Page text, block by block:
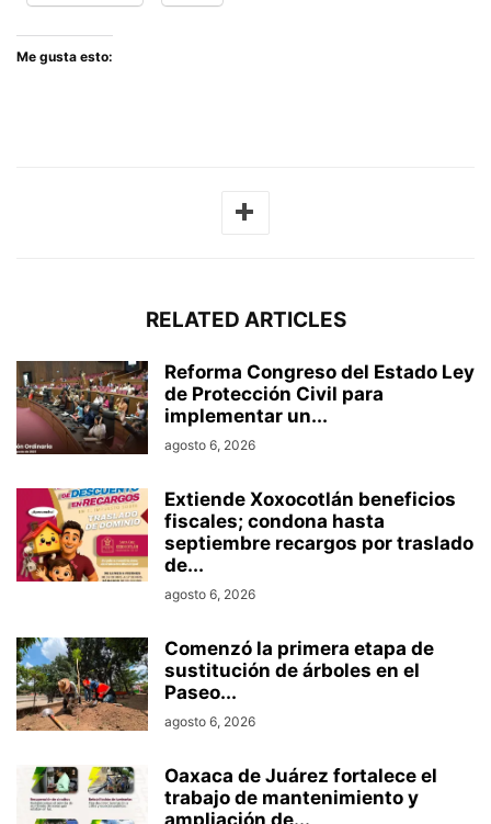
Me gusta esto:
RELATED ARTICLES
Reforma Congreso del Estado Ley
de Protección Civil para
implementar un...
agosto 6, 2026
Extiende Xoxocotlán beneficios
fiscales; condona hasta
septiembre recargos por traslado
de...
agosto 6, 2026
Comenzó la primera etapa de
sustitución de árboles en el
Paseo...
agosto 6, 2026
Oaxaca de Juárez fortalece el
trabajo de mantenimiento y
ampliación de...